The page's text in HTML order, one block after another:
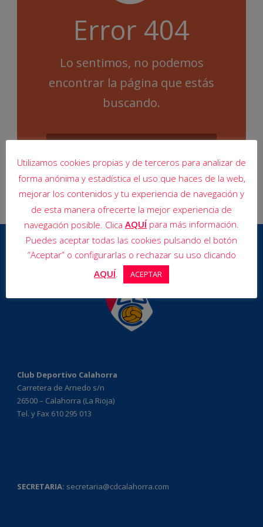
Error 404
Lo sentimos, no podemos
encontrar la página que estás
buscando.
Club Deportivo Calahorra
Carretera de Arnedo s/n
26500 – Calahorra (La Rioja)
Tel. y Fax 610 295 013
SECRETARIA: secretaria@cdcalahorra.com
Utilizamos cookies propias y de terceros para analizar de
forma anónima y estadística el uso que haces de la web,
mejorar los contenidos y tu experiencia de navegación y
de esta manera ofrecerte la mejor experiencia de
navegación posible. Clica AQUÍ para más información.
Puedes aceptar todas las cookies pulsando el botón
“Aceptar” o configurarlas o rechazar su uso clicando
AQUÍ. ACEPTAR